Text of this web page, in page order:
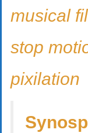
musical
stop
pixilation